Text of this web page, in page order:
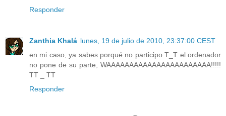
Responder
Zanthia Khalá lunes, 19 de julio de 2010, 23:37:00 CEST
en mi caso, ya sabes porqué no participo T_T el ordenador
no pone de su parte, WAAAAAAAAAAAAAAAAAAAAAAA!!!!!
TT _ TT
Responder